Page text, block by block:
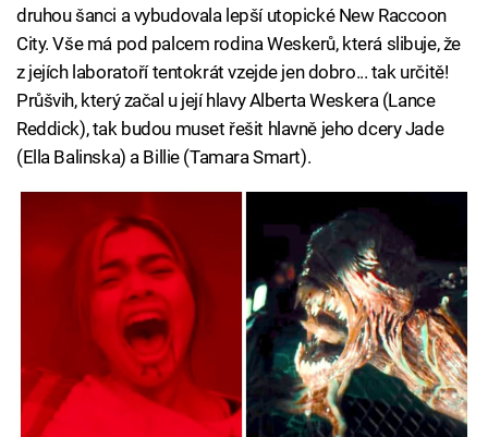
druhou šanci a vybudovala lepší utopické New Raccoon
City. Vše má pod palcem rodina Weskerů, která slibuje, že
z jejích laboratoří tentokrát vzejde jen dobro... tak určitě!
Průšvih, který začal u její hlavy Alberta Weskera (Lance
Reddick), tak budou muset řešit hlavně jeho dcery Jade
(Ella Balinska) a Billie (Tamara Smart).